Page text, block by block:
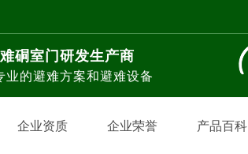
硐室门研发生产商
业的避难方案和避难设备
企业资质 企业荣誉 产品百科